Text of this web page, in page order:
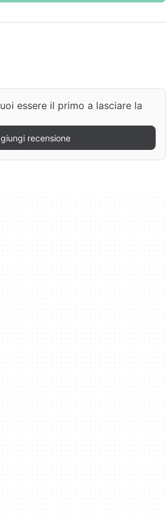
essere il primo a lasciare la
recensione